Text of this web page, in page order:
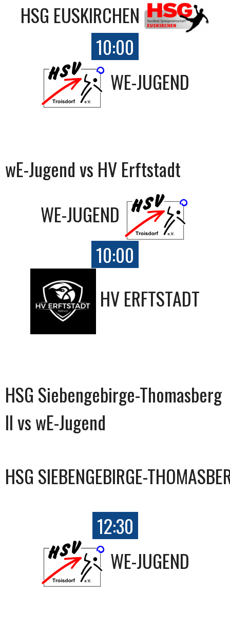
HSG EUSKIRCHEN
10:00
WE-JUGEND
wE-Jugend vs HV Erftstadt
WE-JUGEND
10:00
HV ERFTSTADT
HSG Siebengebirge-Thomasberg
II vs wE-Jugend
HSG SIEBENGEBIRGE-
12:30
WE-JUGEND